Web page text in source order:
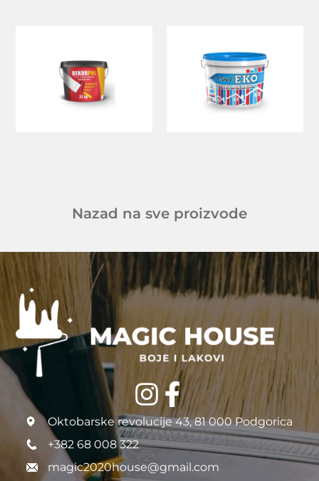
Nazad na sve proizvode
Oktobarske revolucije 43, 81 000 Podgorica
+382 68 008 322
magic2020house@gmail.com